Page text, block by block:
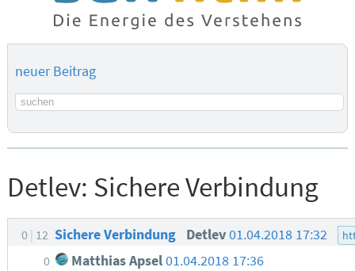
neuer Beitrag
Suchbegriff
Detlev: Sichere Verbindung
0 12 Sichere Verbindung Detlev01.04.2018 17:32
0 Matthias Apsel01.04.2018 17:36